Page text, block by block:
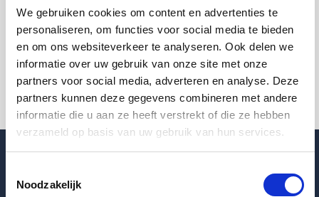
We gebruiken cookies om content en advertenties te
personaliseren, om functies voor social media te bieden
en om ons websiteverkeer te analyseren. Ook delen we
informatie over uw gebruik van onze site met onze
partners voor social media, adverteren en analyse. Deze
partners kunnen deze gegevens combineren met andere
informatie die u aan ze heeft verstrekt of die ze hebben
verzameld op basis van uw gebruik van hun services.
Noodzakelijk
Pagina niet gevonden
Terug naar woningoverzicht
Blogpost